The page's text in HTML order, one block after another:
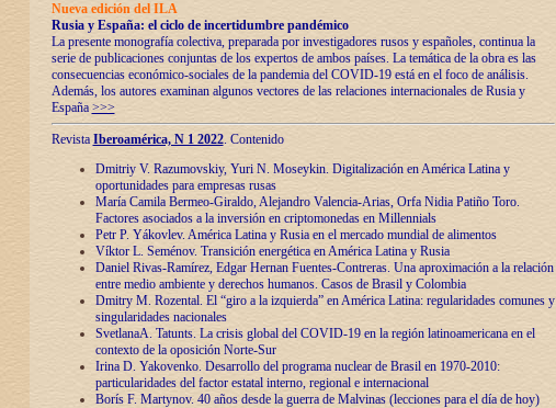
Nueva edición del ILA
Rusia y España: el ciclo de incertidumbre pandémico
La presente monografía colectiva, preparada por investigadores rusos y españoles, continua la
serie de publicaciones conjuntas de los expertos de ambos países. La temática de la obra es las
consecuencias económico-sociales de la pandemia del COVID-19 está en el foco de análisis.
Además, los autores examinan algunos vectores de las relaciones internacionales de Rusia y
España >>>
Revista Iberoamérica, N 1 2022. Contenido
Dmitriy V. Razumovskiy, Yuri N. Moseykin. Digitalización en América Latina y
oportunidades para empresas rusas
María Camila Bermeo-Giraldo, Alejandro Valencia-Arias, Orfa Nidia Patiño Toro.
Factores asociados a la inversión en criptomonedas en Millennials
Petr P. Yákovlev. América Latina y Rusia en el mercado mundial de alimentos
Víktor L. Seménov. Transición energética en América Latina y Rusia
Daniel Rivas-Ramírez, Edgar Hernan Fuentes-Contreras. Una aproximación a la relación
entre medio ambiente y derechos humanos. Casos de Brasil y Colombia
Dmitry M. Rozental. El “giro a la izquierda” en América Latina: regularidades comunes y
singularidades nacionales
SvetlanaA. Tatunts. La crisis global del COVID-19 en la región latinoamericana en el
contexto de la oposición Norte-Sur
Irina D. Yakovenko. Desarrollo del programa nuclear de Brasil en 1970-2010:
particularidades del factor estatal interno, regional e internacional
Borís F. Martynov. 40 años desde la guerra de Malvinas (lecciones para el día de hoy)